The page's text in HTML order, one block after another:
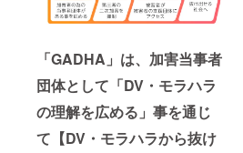
「GADHA」は、加害当事者
団体として「DV・モラハラ
の理解を広める」事を通じ
て【DV・モラハラから抜け